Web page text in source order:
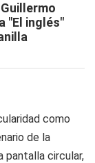
"El inglés"
como
de la
pantalla circular,